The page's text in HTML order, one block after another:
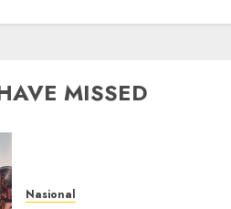
MISSED
Nasional